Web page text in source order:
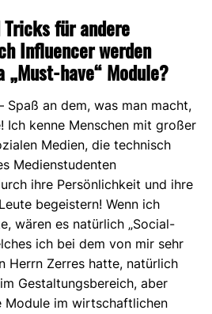
für andere
Influencer werden
have“ Module?
Spaß an dem, was man macht,
Ich kenne Menschen mit großer
Medien, die technisch
Medienstudenten
ihre Persönlichkeit und ihre
begeistern! Wenn ich
wären es natürlich „Social-
ich bei dem von mir sehr
Herrn Zerres hatte, natürlich
Gestaltungsbereich, aber
Module im wirtschaftlichen